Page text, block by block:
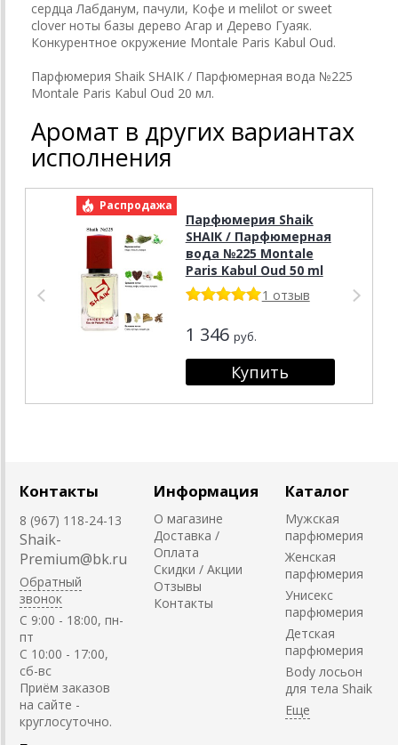
сердца Лабданум, пачули, Кофе и melilot or sweet
clover ноты базы дерево Агар и Дерево Гуаяк.
Конкурентное окружение Montale Paris Kabul Oud.
Парфюмерия Shaik SHAIK / Парфюмерная вода №225
Montale Paris Kabul Oud 20 мл.
Аромат в других вариантах
исполнения
Распродажа
Парфюмерия Shaik
SHAIK / Парфюмерная
вода №225 Montale
Paris Kabul Oud 50 ml
1 отзыв
1 346 руб.
Контакты
8 (967) 118-24-13
Shaik-
Premium@bk.ru
Обратный
звонок
C 9:00 - 18:00, пн-
пт
С 10:00 - 17:00,
сб-вс
Приём заказов
на сайте -
круглосуточно.
Информация
О магазине
Доставка /
Оплата
Скидки / Акции
Отзывы
Контакты
Каталог
Мужская
парфюмерия
Женская
парфюмерия
Унисекс
парфюмерия
Детская
парфюмерия
Body лосьон
для тела Shaik